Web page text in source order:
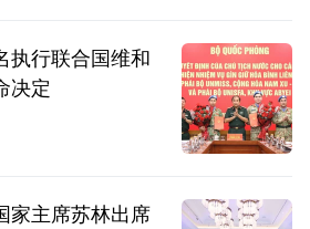
执行联合国维和
决定
家主席苏林出席